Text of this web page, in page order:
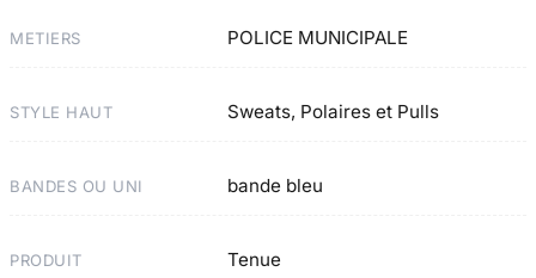
METIERS POLICE MUNICIPALE
STYLE HAUT Sweats, Polaires et Pulls
BANDES OU UNI bande bleu
PRODUIT Tenue